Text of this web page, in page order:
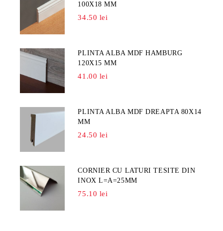
100X18 MM
34.50 lei
PLINTA ALBA MDF HAMBURG
120X15 MM
41.00 lei
PLINTA ALBA MDF DREAPTA 80X14
MM
24.50 lei
CORNIER CU LATURI TESITE DIN
INOX L=A=25MM
75.10 lei